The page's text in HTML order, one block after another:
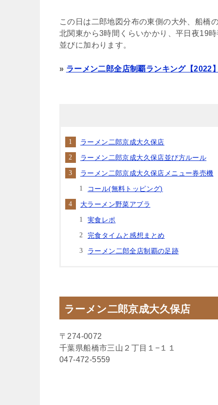
この日は二郎地図分布の東側の大外、船橋
北関東から3時間くらいかかり、平日夜19
並びに加わります。
» ラーメン二郎全店制覇ランキング【2022
ラーメン二郎京成大久保店
ラーメン二郎京成大久保店並び方ルール
ラーメン二郎京成大久保店メニュー券売機
コール(無料トッピング)
大ラーメン野菜アブラ
実食レポ
完食タイムと感想まとめ
ラーメン二郎全店制覇の足跡
ラーメン二郎京成大久保店
〒274-0072
千葉県船橋市三山２丁目１−１１
047-472-5559